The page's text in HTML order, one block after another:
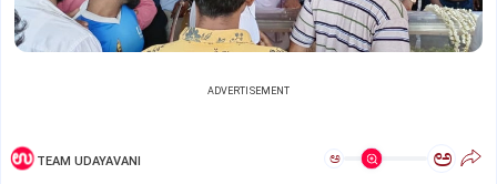
ADVERTISEMENT
TEAM UDAYAVANI ಅ ಅ